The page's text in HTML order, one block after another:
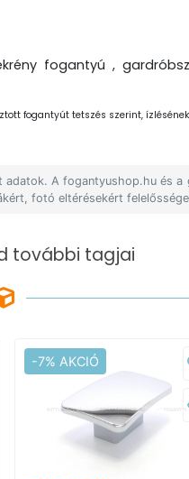
fogantyú ,
fogantyút tetszés szerint,
A fogantyushop.hu és a
fotó eltérésekért
további tagjai
-7% AKCIÓ